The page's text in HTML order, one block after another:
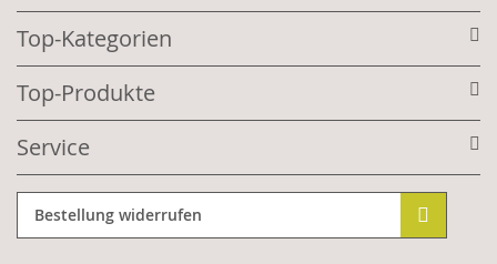
Top-Kategorien
Top-Produkte
Service
Bestellung widerrufen